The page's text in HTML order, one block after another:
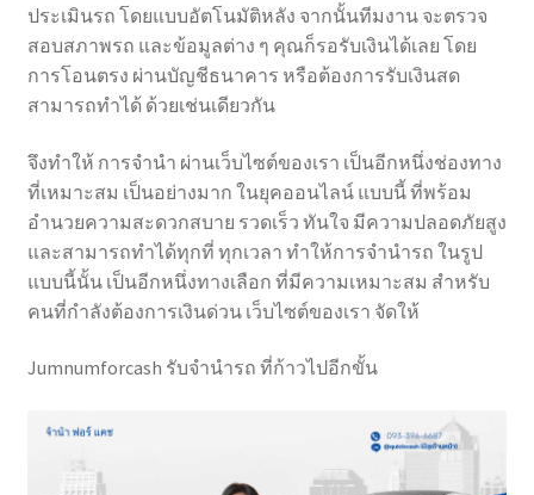
ประเมินรถ โดยแบบอัตโนมัติหลัง จากนั้นทีมงาน จะตรวจ
สอบสภาพรถ และข้อมูลต่าง ๆ คุณก็รอรับเงินได้เลย โดย
การโอนตรง ผ่านบัญชีธนาคาร หรือต้องการรับเงินสด
สามารถทำได้ ด้วยเช่นเดียวกัน
จึงทำให้ การจำนำ ผ่านเว็บไซต์ของเรา เป็นอีกหนึ่งช่องทาง
ที่เหมาะสม เป็นอย่างมาก ในยุคออนไลน์ แบบนี้ ที่พร้อม
อำนวยความสะดวกสบาย รวดเร็ว ทันใจ มีความปลอดภัยสูง
และสามารถทำได้ทุกที่ ทุกเวลา ทำให้การจำนำรถ ในรูป
แบบนี้นั้น เป็นอีกหนึ่งทางเลือก ที่มีความเหมาะสม สำหรับ
คนที่กำลังต้องการเงินด่วน เว็บไซต์ของเรา จัดให้
Jumnumforcash รับจำนำรถ ที่ก้าวไปอีกขั้น